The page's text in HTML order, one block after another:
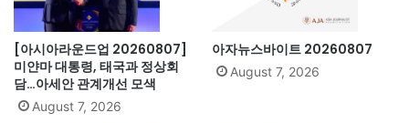
[아시아라운드업 20260807]
미얀마 대통령, 태국과 정상회
담…아세안 관계개선 모색
August 7, 2026
아자뉴스바이트 20260807
August 7, 2026